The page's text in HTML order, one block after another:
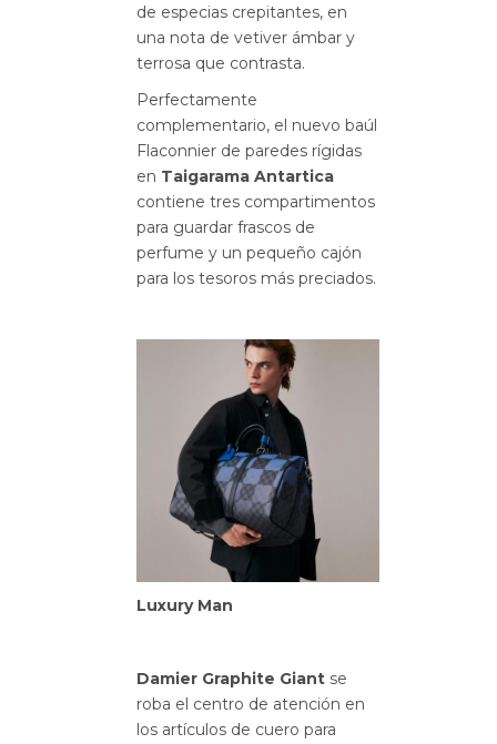
de especias crepitantes, en
una nota de vetiver ámbar y
terrosa que contrasta.
Perfectamente
complementario, el nuevo baúl
Flaconnier de paredes rígidas
en Taigarama Antartica
contiene tres compartimentos
para guardar frascos de
perfume y un pequeño cajón
para los tesoros más preciados.
Luxury Man
Damier Graphite Giant se
roba el centro de atención en
los artículos de cuero para